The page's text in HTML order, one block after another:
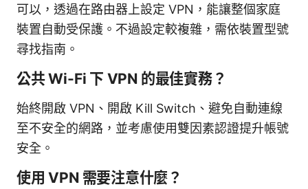
可以，透過在路由器上設定 VPN，能讓整個家庭
裝置自動受保護。不過設定較複雜，需依裝置型號
尋找指南。
公共 Wi-Fi 下 VPN 的最佳實務？
始終開啟 VPN、開啟 Kill Switch、避免自動連線
至不安全的網路，並考慮使用雙因素認證提升帳號
安全。
使用 VPN 需要注意什麼？